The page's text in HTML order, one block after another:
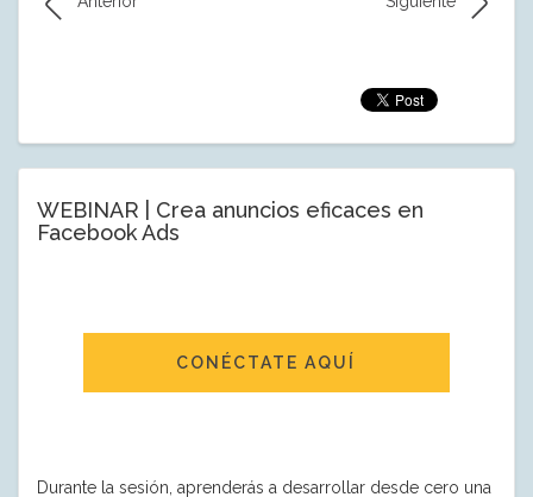
WEBINAR | Crea anuncios eficaces en
Facebook Ads
CONÉCTATE AQUÍ
Durante la sesión, aprenderás a desarrollar desde cero una